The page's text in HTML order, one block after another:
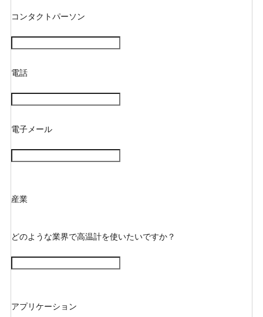
コンタクトパーソン
電話
電子メール
産業
どのような業界で高温計を使いたいですか？
アプリケーション